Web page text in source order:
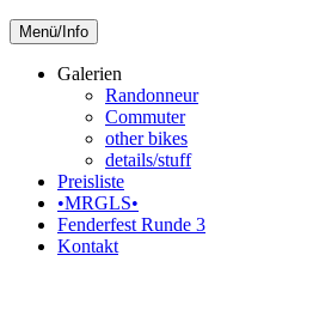
Info
Galerien
Randonneur
Commuter
other bikes
details/stuff
Preisliste
•MRGLS•
Fenderfest Runde 3
Kontakt